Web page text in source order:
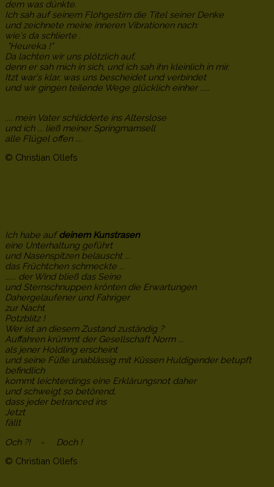
dem was dünkte.
Ich sah auf seinem Flohgestirn die Titel seiner Denke
und zeichnete meine inneren Vibrationen nach:
wie's da schlierte .
"Heureka !"
Da lachten wir uns plötzlich auf,
denn er sah mich in sich, und ich sah ihn kleinlich in mir.
Itzt war's klar, was uns bescheidet und verbindet
und wir gingen teilende Wege glücklich einher .....
.... mein Vater schlidderte ins Alterslose
und ich ... ließ meiner Springmamsell
alle Flügel offen ....
© Christian Ollefs
Ich habe aufdeinem Kunstrasen
eine Unterhaltung geführt
und Nasenspitzen belauscht ...
das Früchtchen schmeckte ...
...... der Wind bließ das Seine
und Sternschnuppen krönten die Erwartungen
Dahergelaufener und Fahriger
zur Nacht
Potzblitz !
Wer ist an diesem Zustand zuständig ?
Auffahren krümmt der Gesellschaft Norm ...
als jener Holdling erscheint
und seine Füße unablässig mit Küssen Huldigender betupft
befindlich
kommt leichterdings eine Erklärungsnot daher
und schweigt so betörend,
dass jeder betranced ins
Jetzt
fällt
Och ?! - Doch !
© Christian Ollefs